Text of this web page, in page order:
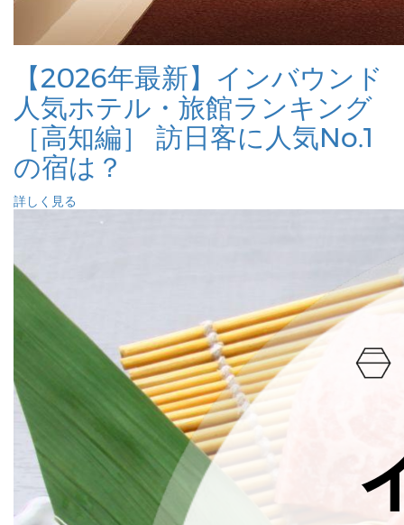
【2026年最新】インバウンド
人気ホテル・旅館ランキング
［高知編］ 訪日客に人気No.1
の宿は？
詳しく見る